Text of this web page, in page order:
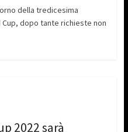
della tredicesima
dopo tante richieste non
2022 sarà